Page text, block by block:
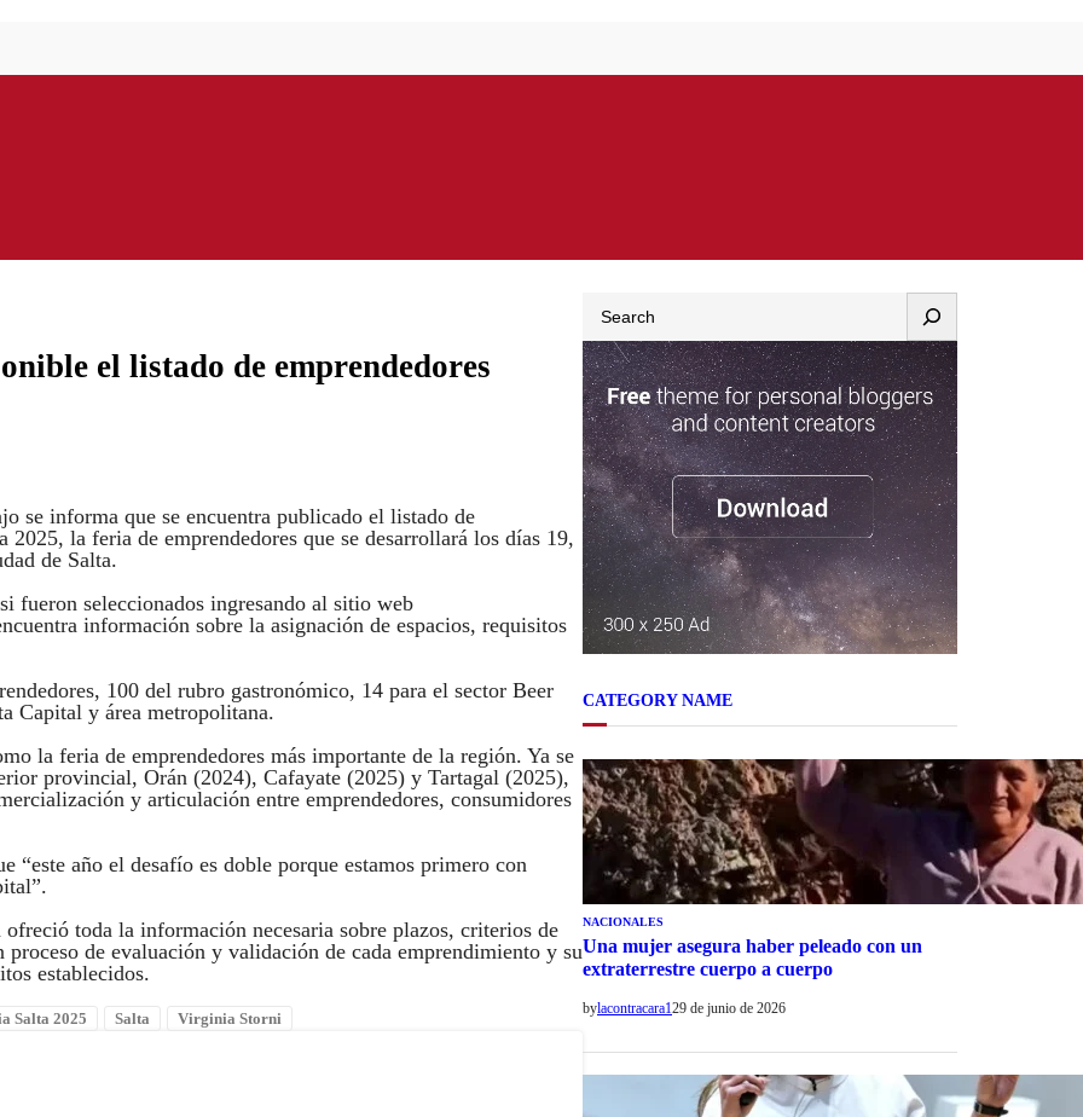
el listado de emprendedores
se informa que se encuentra publicado el listado de
la feria de emprendedores que se desarrollará los días 19,
de Salta.
fueron seleccionados ingresando al sitio web
información sobre la asignación de espacios, requisitos
100 del rubro gastronómico, 14 para el sector Beer
Capital y área metropolitana.
la feria de emprendedores más importante de la región. Ya se
provincial, Orán (2024), Cafayate (2025) y Tartagal (2025),
y articulación entre emprendedores, consumidores
“este año el desafío es doble porque estamos primero con
toda la información necesaria sobre plazos, criterios de
de evaluación y validación de cada emprendimiento y su
establecidos.
Salta 2025 Salta Virginia Storni
CATEGORY NAME
NACIONALES
Una mujer asegura haber peleado con un
extraterrestre cuerpo a cuerpo
bylacontracara129 de junio de 2026